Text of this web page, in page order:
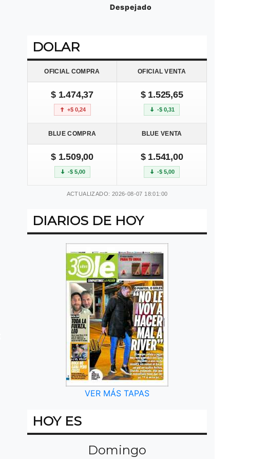
Despejado
DOLAR
OFICIAL COMPRA OFICIAL VENTA
$ 1.474,37
+$ 0,24
$ 1.525,65
-$ 0,31
BLUE COMPRA BLUE VENTA
$ 1.509,00
-$ 5,00
$ 1.541,00
-$ 5,00
ACTUALIZADO: 2026-08-07 18:01:00
DIARIOS DE HOY
VER MÁS TAPAS
HOY ES
Domingo